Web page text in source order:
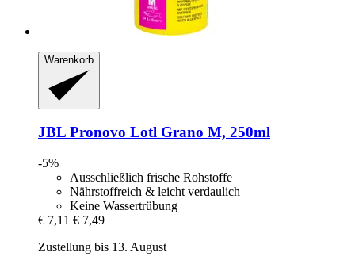
Warenkorb
JBL Pronovo Lotl Grano M, 250ml
-5%
Ausschließlich frische Rohstoffe
Nährstoffreich & leicht verdaulich
Keine Wassertrübung
€ 7,11 € 7,49
Zustellung bis 13. August